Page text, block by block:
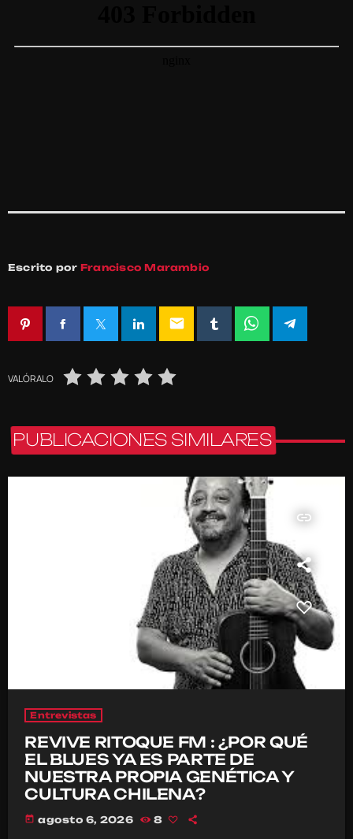
Escrito por Francisco Marambio
email
VALÓRALO
PUBLICACIONES SIMILARES
insert_link
Entrevistas
REVIVE RITOQUE FM : ¿POR QUÉ
EL BLUES YA ES PARTE DE
NUESTRA PROPIA GENÉTICA Y
CULTURA CHILENA?
today agosto 6, 2026 8